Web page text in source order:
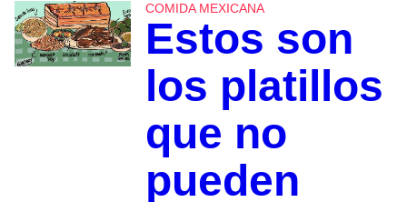
COMIDA MEXICANA
Estos son
los platillos
que no
pueden